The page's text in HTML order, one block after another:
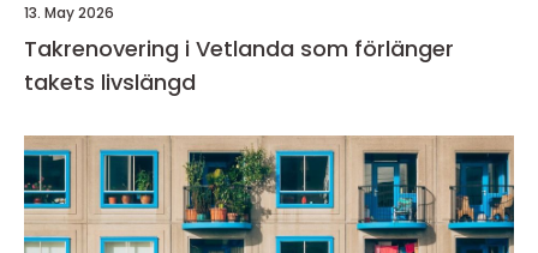
13. May 2026
Takrenovering i Vetlanda som förlänger
takets livslängd